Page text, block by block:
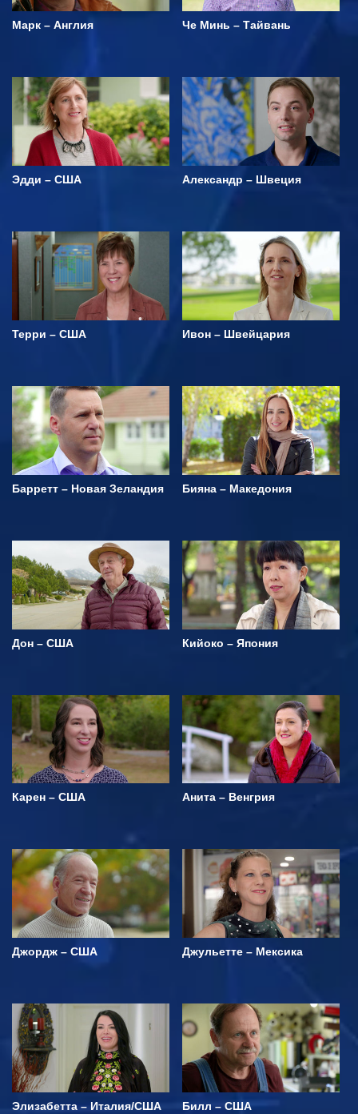
Марк – Англия Че Минь – Тайвань
Эдди – США Александр – Швеция
Терри – США Ивон – Швейцария
Барретт – Новая Зеландия Бияна – Македония
Дон – США Кийоко – Япония
Карен – США Анита – Венгрия
Джордж – США Джульетте – Мексика
Элизабетта – Италия/США Билл – США